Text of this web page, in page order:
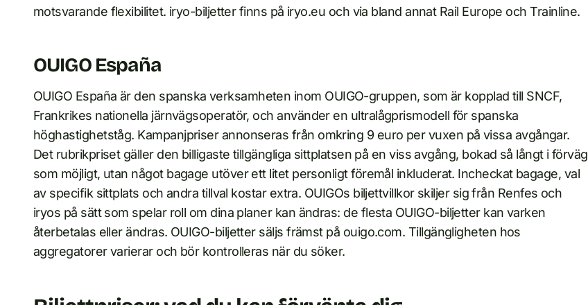
motsvarande flexibilitet. iryo-biljetter finns på iryo.eu och via bland annat Rail Europe och Trainline.
OUIGO España
OUIGO España är den spanska verksamheten inom OUIGO-gruppen, som är kopplad till SNCF,
Frankrikes nationella järnvägsoperatör, och använder en ultralågprismodell för spanska
höghastighetståg. Kampanjpriser annonseras från omkring 9 euro per vuxen på vissa avgångar.
Det rubrikpriset gäller den billigaste tillgängliga sittplatsen på en viss avgång, bokad så långt i förväg
som möjligt, utan något bagage utöver ett litet personligt föremål inkluderat. Incheckat bagage, val
av specifik sittplats och andra tillval kostar extra. OUIGOs biljettvillkor skiljer sig från Renfes och
iryos på sätt som spelar roll om dina planer kan ändras: de flesta OUIGO-biljetter kan varken
återbetalas eller ändras. OUIGO-biljetter säljs främst på ouigo.com. Tillgängligheten hos
aggregatorer varierar och bör kontrolleras när du söker.